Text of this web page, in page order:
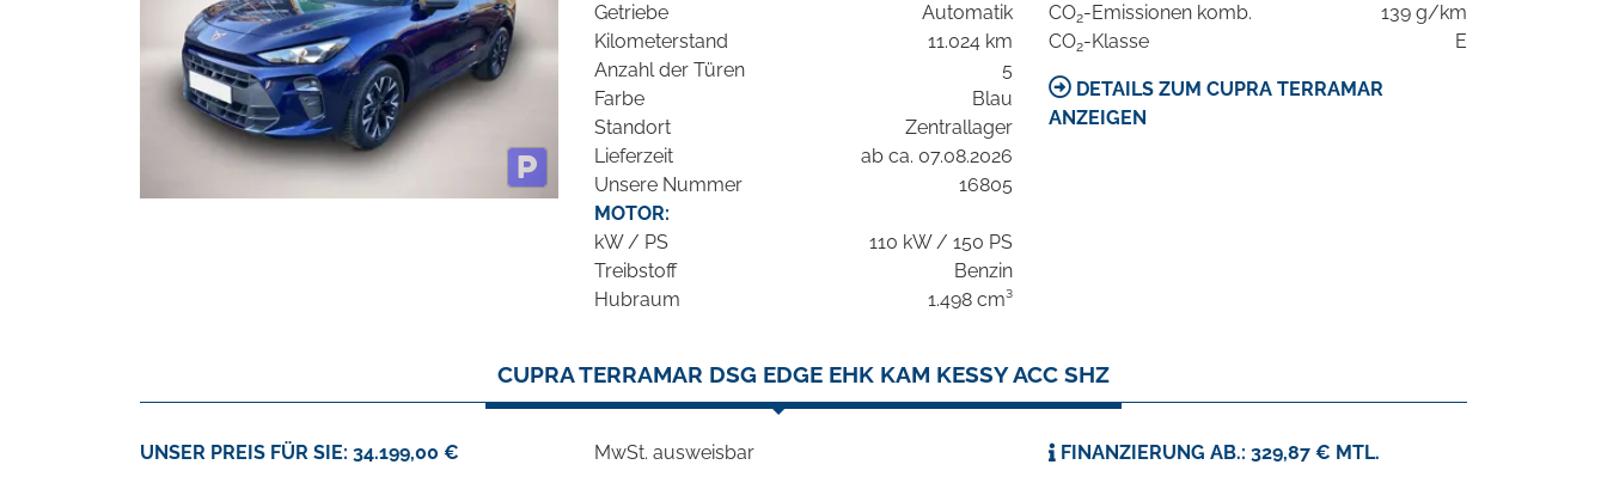
Getriebe
Automatik
Kilometerstand
11.024 km
Anzahl der Türen
5
Farbe
Blau
Standort
Zentrallager
Lieferzeit
ab ca. 07.08.2026
Unsere Nummer
16805
MOTOR:
kW / PS
110 kW / 150 PS
Treibstoff
Benzin
Hubraum
1.498 cm³
CO2-Emissionen komb.
139 g/km
CO2-Klasse E
DETAILS ZUM CUPRA TERRAMAR
ANZEIGEN
CUPRA TERRAMAR DSG EDGE EHK KAM KESSY ACC SHZ
UNSER PREIS FÜR SIE: 34.199,00 € MwSt. ausweisbar FINANZIERUNG AB.: 329,87 € MTL.